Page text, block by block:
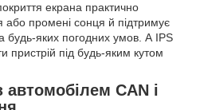
екрана практично
або промені сонця й підтримує
будь-яких погодних умов. А IPS
пристрій під будь-яким кутом
автомобілем CAN і